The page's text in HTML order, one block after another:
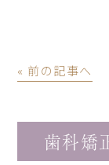
« 前の記事へ
歯科矯